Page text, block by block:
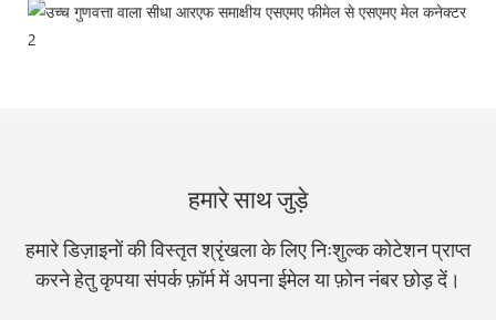
हमारे साथ जुड़े
हमारे डिज़ाइनों की विस्तृत श्रृंखला के लिए निःशुल्क कोटेशन प्राप्त
करने हेतु कृपया संपर्क फ़ॉर्म में अपना ईमेल या फ़ोन नंबर छोड़ दें।